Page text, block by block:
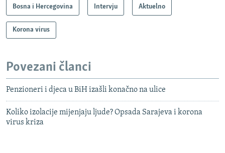
Bosna i Hercegovina Intervju Aktuelno
Korona virus
Povezani članci
Penzioneri i djeca u BiH izašli konačno na ulice
Koliko izolacije mijenjaju ljude? Opsada Sarajeva i korona
virus kriza